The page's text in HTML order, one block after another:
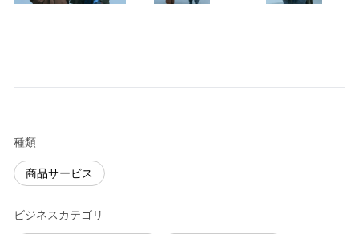
種類
商品サービス
ビジネスカテゴリ